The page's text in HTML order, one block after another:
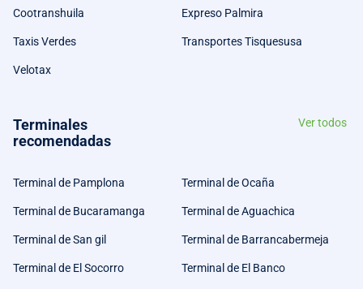
Cootranshuila Expreso Palmira
Taxis Verdes Transportes Tisquesusa
Velotax
Terminales
recomendadas
Ver todos
Terminal de Pamplona Terminal de Ocaña
Terminal de Bucaramanga Terminal de Aguachica
Terminal de San gil Terminal de Barrancabermeja
Terminal de El Socorro Terminal de El Banco